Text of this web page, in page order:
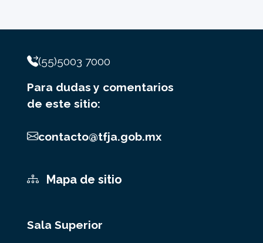
(55)5003 7000
Para dudas y comentarios
de este sitio:
contacto@tfja.gob.mx
Mapa de sitio
Sala Superior